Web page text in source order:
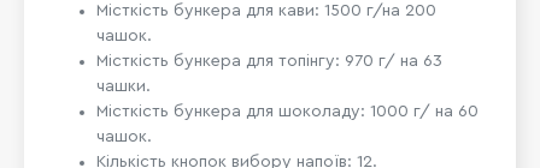
Місткість бункера для кави: 1500 г/на 200
чашок.
Місткість бункера для топінгу: 970 г/ на 63
чашки.
Місткість бункера для шоколаду: 1000 г/ на 60
чашок.
Кількість кнопок вибору напоїв: 12.